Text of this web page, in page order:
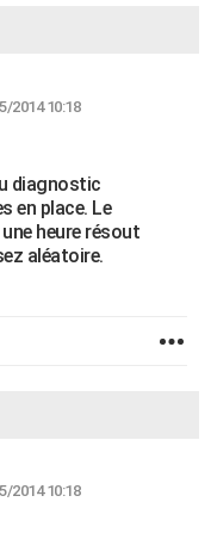
2014 10:18
diagnostic
en place. Le
heure résout
aléatoire.
2014 10:18